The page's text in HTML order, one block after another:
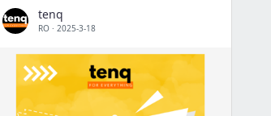
tenq
RO · 2025-3-18